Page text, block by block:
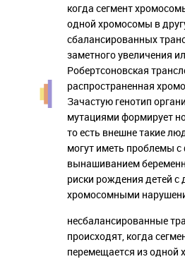
когда сегмент
одной хромосомы в
сбалансированных
заметного увеличения
Робертсоновская
распространенная
Зачастую генотип
мутациями формирует
то есть внешне такие
могут иметь проблемы с
вынашиванием
риски рождения детей с
хромосомными
несбалансированные
происходят, когда
перемещается из одной